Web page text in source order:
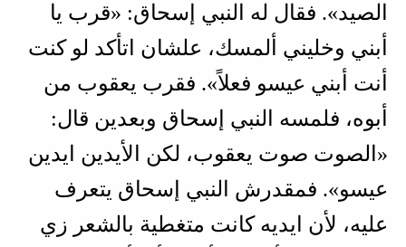
الصيد». فقال له النبي إسحاق: «قرب يا
أبني وخليني ألمسك، علشان اتأكد لو كنت
أنت أبني عيسو فعلاً». فقرب يعقوب من
أبوه، فلمسه النبي إسحاق وبعدين قال:
«الصوت صوت يعقوب، لكن الأيدين ايدين
عيسو». فمقدرش النبي إسحاق يتعرف
عليه، لأن ايديه كانت متغطية بالشعر زي